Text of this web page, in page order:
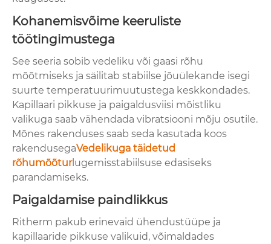
Kohanemisvõime keeruliste
töötingimustega
See seeria sobib vedeliku või gaasi rõhu
mõõtmiseks ja säilitab stabiilse jõuülekande isegi
suurte temperatuurimuutustega keskkondades.
Kapillaari pikkuse ja paigaldusviisi mõistliku
valikuga saab vähendada vibratsiooni mõju osutile.
Mõnes rakenduses saab seda kasutada koos
rakendusegaVedelikuga täidetud
rõhumõõturlugemisstabiilsuse edasiseks
parandamiseks.
Paigaldamise paindlikkus
Ritherm pakub erinevaid ühendustüüpe ja
kapillaaride pikkuse valikuid, võimaldades